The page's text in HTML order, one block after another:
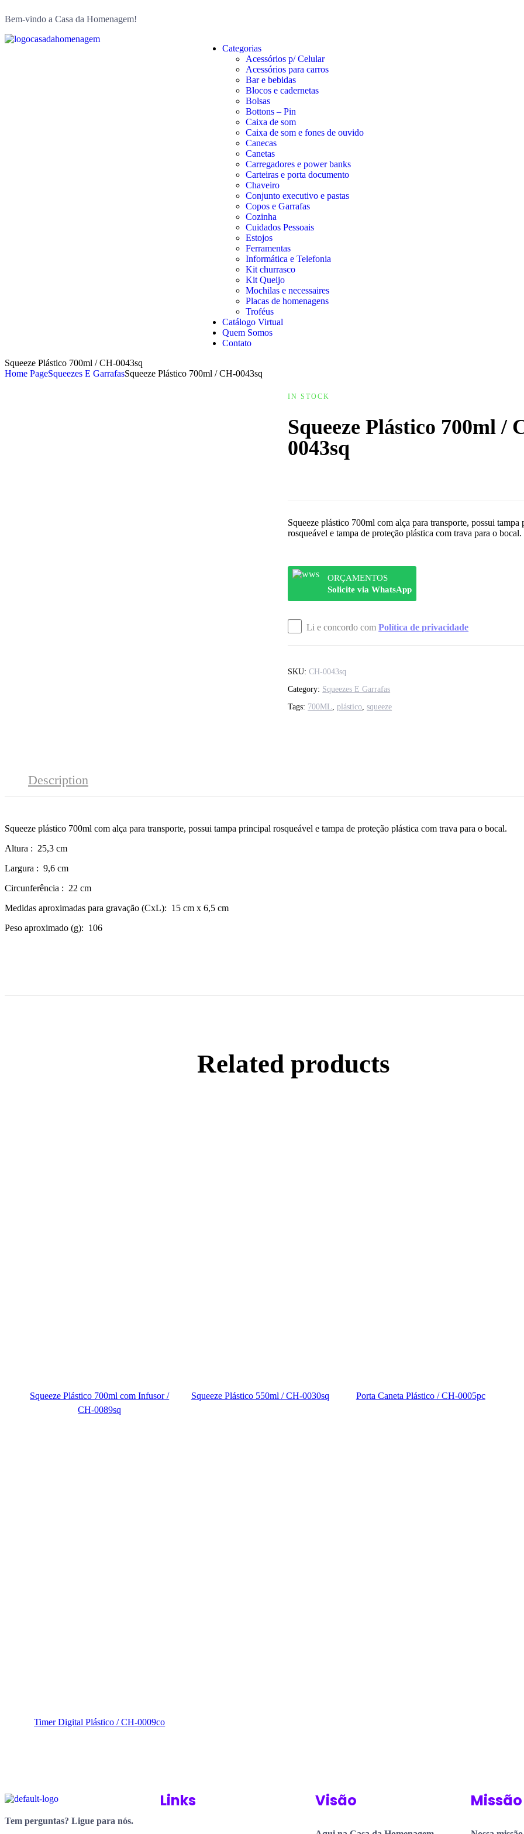
Bem-vindo a Casa da Homenagem!
Categorias
Acessórios p/ Celular
Acessórios para carros
Bar e bebidas
Blocos e cadernetas
Bolsas
Bottons – Pin
Caixa de som
Caixa de som e fones de ouvido
Canecas
Canetas
Carregadores e power banks
Carteiras e porta documento
Chaveiro
Conjunto executivo e pastas
Copos e Garrafas
Cozinha
Cuidados Pessoais
Estojos
Ferramentas
Informática e Telefonia
Kit churrasco
Kit Queijo
Mochilas e necessaires
Placas de homenagens
Troféus
Catálogo Virtual
Quem Somos
Contato
Squeeze Plástico 700ml / CH-0043sq
Home PageSqueezes E GarrafasSqueeze Plástico 700ml / CH-0043sq
IN STOCK
Squeeze Plástico 700ml /
0043sq
Squeeze plástico 700ml com alça para transporte, possui tampa
rosqueável e tampa de proteção plástica com trava para o bocal.
ORÇAMENTOS
Solicite via WhatsApp
Li e concordo comPolítica de privacidade
SKU:CH-0043sq
Category: Squeezes E Garrafas
Tags: 700ML,plástico,squeeze
Description
Squeeze plástico 700ml com alça para transporte, possui tampa principal rosqueável e tampa de proteção plástica com trava para o bocal.
Altura : 25,3 cm
Largura : 9,6 cm
Circunferência : 22 cm
Medidas aproximadas para gravação (CxL): 15 cm x 6,5 cm
Peso aproximado (g): 106
Related products
Squeeze Plástico 700ml com Infusor /
CH-0089sq
Squeeze Plástico 550ml / CH-0030sq Porta Caneta Plástico / CH-0005pc
Timer Digital Plástico / CH-0009co
Tem perguntas? Ligue para nós.
Links Visão Missão